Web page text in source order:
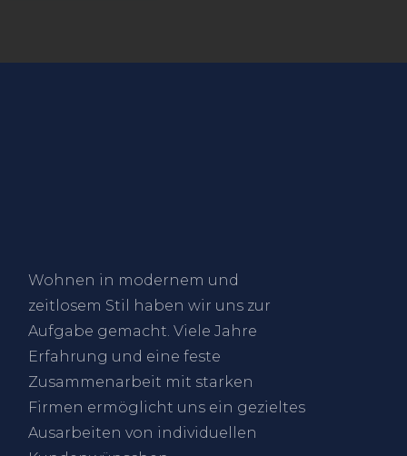
Wohnen in modernem und
zeitlosem Stil haben wir uns zur
Aufgabe gemacht. Viele Jahre
Erfahrung und eine feste
Zusammenarbeit mit starken
Firmen ermöglicht uns ein gezieltes
Ausarbeiten von individuellen